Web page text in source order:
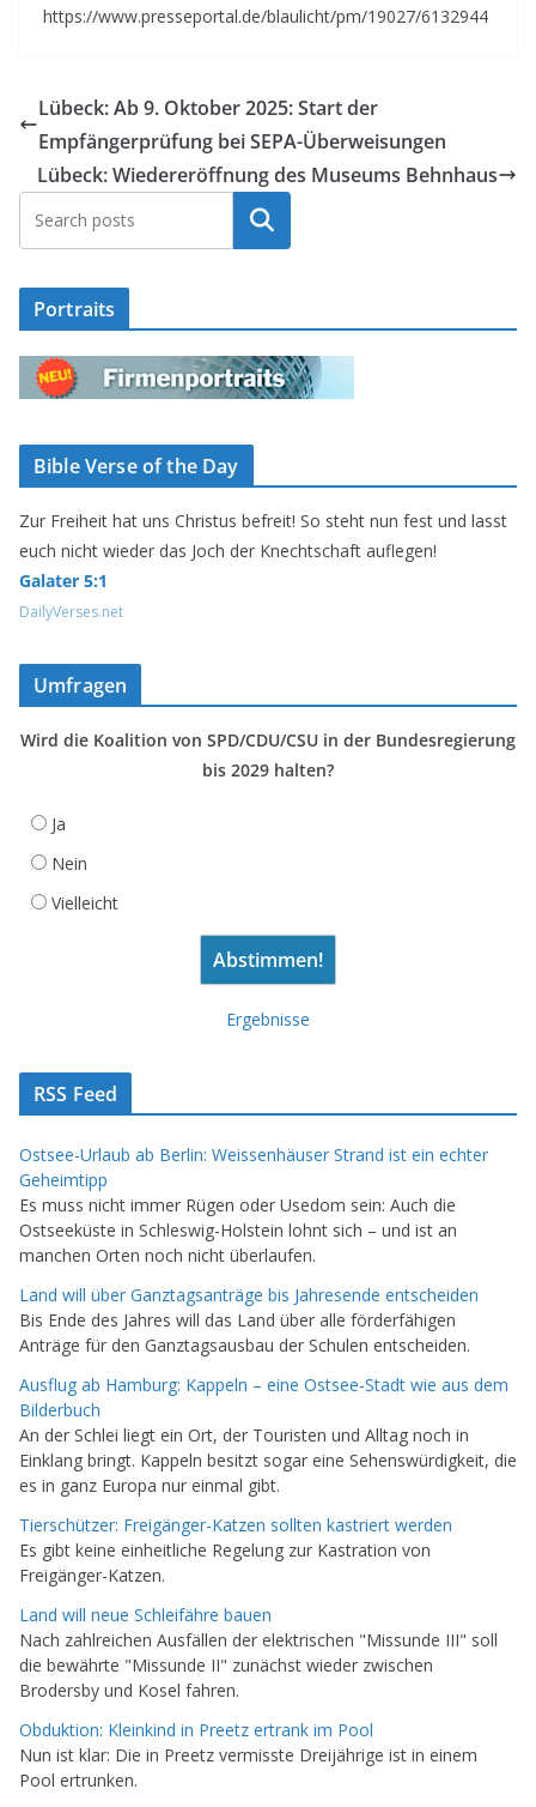
https://www.presseportal.de/blaulicht/pm/19027/6132944
Lübeck: Ab 9. Oktober 2025: Start der
Empfängerprüfung bei SEPA-Überweisungen
Lübeck: Wiedereröffnung des Museums Behnhaus
Suchen
Portraits
Bible Verse of the Day
Zur Freiheit hat uns Christus befreit! So steht nun fest und lasst
euch nicht wieder das Joch der Knechtschaft auflegen!
Galater 5:1
DailyVerses.net
Umfragen
Wird die Koalition von SPD/CDU/CSU in der Bundesregierung
bis 2029 halten?
Ja
Nein
Vielleicht
Ergebnisse
RSS Feed
Ostsee-Urlaub ab Berlin: Weissenhäuser Strand ist ein echter
Geheimtipp
Es muss nicht immer Rügen oder Usedom sein: Auch die
Ostseeküste in Schleswig-Holstein lohnt sich – und ist an
manchen Orten noch nicht überlaufen.
Land will über Ganztagsanträge bis Jahresende entscheiden
Bis Ende des Jahres will das Land über alle förderfähigen
Anträge für den Ganztagsausbau der Schulen entscheiden.
Ausflug ab Hamburg: Kappeln – eine Ostsee-Stadt wie aus dem
Bilderbuch
An der Schlei liegt ein Ort, der Touristen und Alltag noch in
Einklang bringt. Kappeln besitzt sogar eine Sehenswürdigkeit, die
es in ganz Europa nur einmal gibt.
Tierschützer: Freigänger-Katzen sollten kastriert werden
Es gibt keine einheitliche Regelung zur Kastration von
Freigänger-Katzen.
Land will neue Schleifähre bauen
Nach zahlreichen Ausfällen der elektrischen "Missunde III" soll
die bewährte "Missunde II" zunächst wieder zwischen
Brodersby und Kosel fahren.
Obduktion: Kleinkind in Preetz ertrank im Pool
Nun ist klar: Die in Preetz vermisste Dreijährige ist in einem
Pool ertrunken.